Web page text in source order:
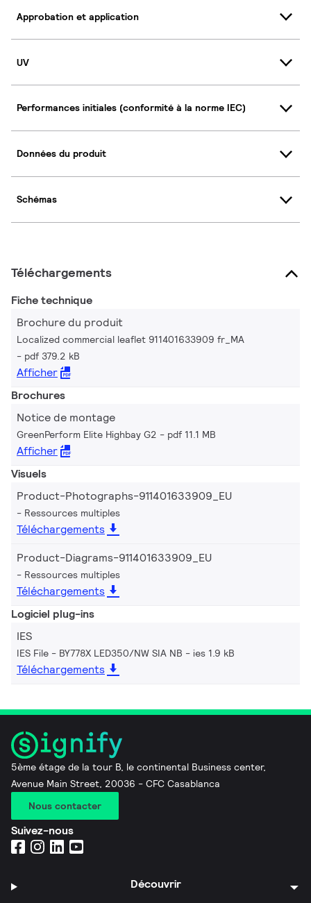
Approbation et application
UV
Performances initiales (conformité à la norme IEC)
Données du produit
Schémas
Téléchargements
Fiche technique
Brochure du produit
Localized commercial leaflet 911401633909 fr_MA
pdf 379.2 kB
Afficher
Brochures
Notice de montage
GreenPerform Elite Highbay G2 pdf 11.1 MB
Afficher
Visuels
Product-Photographs-911401633909_EU
Ressources multiples
Téléchargements
Product-Diagrams-911401633909_EU
Ressources multiples
Téléchargements
Logiciel plug-ins
IES
IES File - BY778X LED350/NW SIA NB ies 1.9 kB
Téléchargements
5ème étage de la tour B, le continental Business center,
Avenue Main Street, 20036 - CFC Casablanca
Nous contacter
Suivez-nous
Découvrir